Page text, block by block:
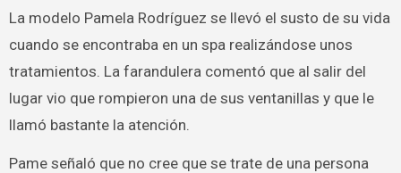
La modelo Pamela Rodríguez se llevó el susto de su vida
cuando se encontraba en un spa realizándose unos
tratamientos. La farandulera comentó que al salir del
lugar vio que rompieron una de sus ventanillas y que le
llamó bastante la atención.
Pame señaló que no cree que se trate de una persona